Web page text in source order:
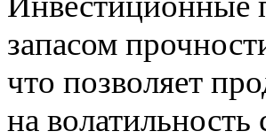
запасом
что позволяет
на